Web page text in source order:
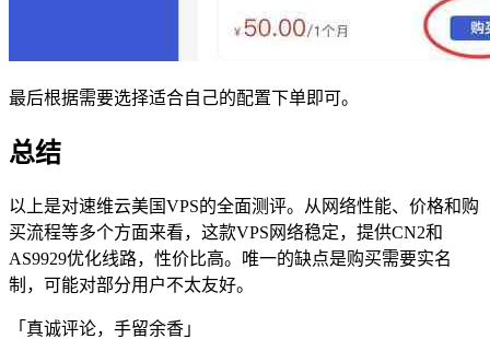
最后根据需要选择适合自己的配置下单即可。
总结
以上是对速维云美国VPS的全面测评。从网络性能、价格和购
买流程等多个方面来看，这款VPS网络稳定，提供CN2和
AS9929优化线路，性价比高。唯一的缺点是购买需要实名
制，可能对部分用户不太友好。
「真诚评论，手留余香」